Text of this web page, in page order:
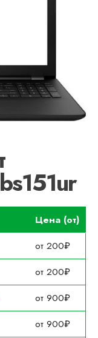
Цена (от)
от 200₽
от 200₽
от 900₽
от 900₽